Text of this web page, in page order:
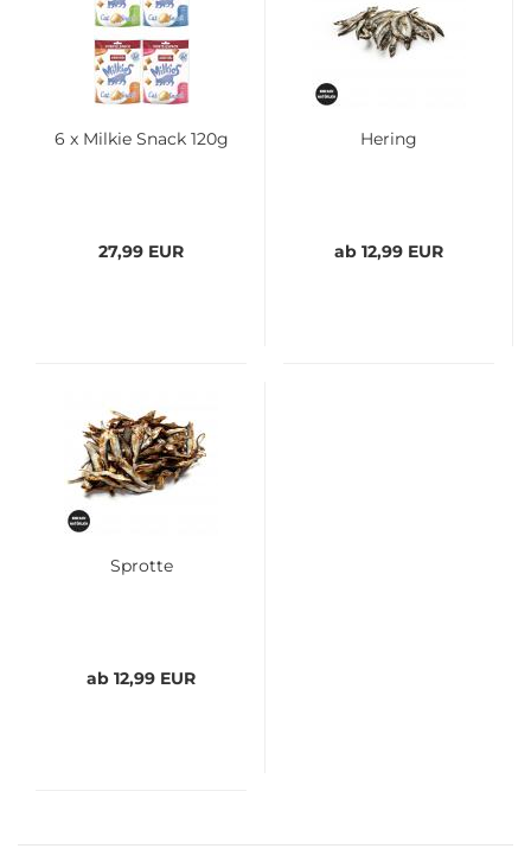
6 x Milkie Snack 120g
27,99 EUR
Hering
ab 12,99 EUR
Sprotte
ab 12,99 EUR